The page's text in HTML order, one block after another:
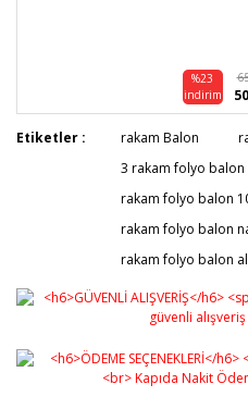
%23
indirim
Etiketler : rakam Balon
3 rakam folyo balon
rakam folyo balon
rakam folyo balon
rakam folyo balon